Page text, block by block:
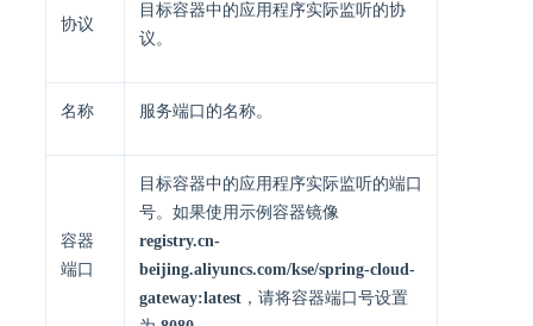
协议
目标容器中的应用程序实际监听的协
议。
名称 服务端口的名称。
容器
端口
目标容器中的应用程序实际监听的端口
号。如果使用示例容器镜像
registry.cn-
beijing.aliyuncs.com/kse/spring-cloud-
gateway:latest ，请将容器端口号设置